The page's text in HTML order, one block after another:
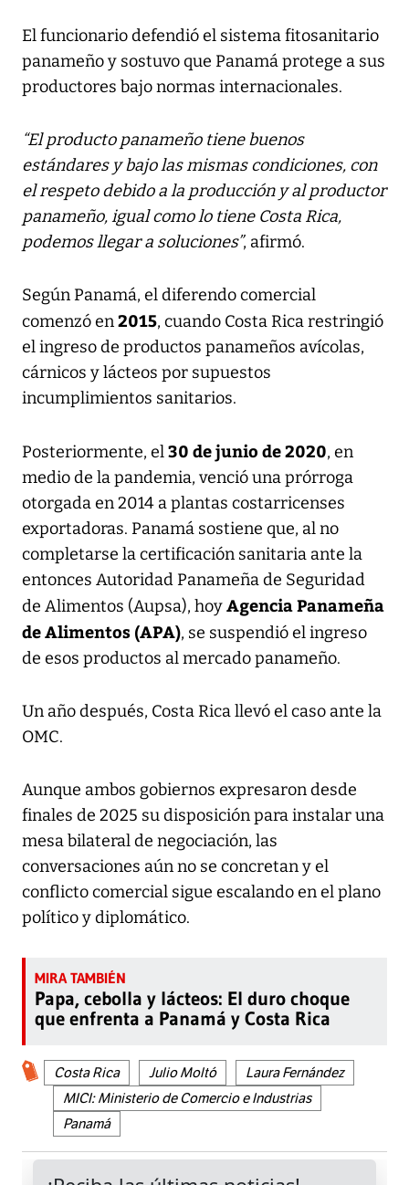
El funcionario defendió el sistema fitosanitario
panameño y sostuvo que Panamá protege a sus
productores bajo normas internacionales.
“El producto panameño tiene buenos
estándares y bajo las mismas condiciones, con
el respeto debido a la producción y al productor
panameño, igual como lo tiene Costa Rica,
podemos llegar a soluciones”, afirmó.
Según Panamá, el diferendo comercial
comenzó en2015, cuando Costa Rica restringió
el ingreso de productos panameños avícolas,
cárnicos y lácteos por supuestos
incumplimientos sanitarios.
Posteriormente, el30 de junio de 2020, en
medio de la pandemia, venció una prórroga
otorgada en 2014 a plantas costarricenses
exportadoras. Panamá sostiene que, al no
completarse la certificación sanitaria ante la
entonces Autoridad Panameña de Seguridad
de Alimentos (Aupsa), hoyAgencia Panameña
de Alimentos (APA), se suspendió el ingreso
de esos productos al mercado panameño.
Un año después, Costa Rica llevó el caso ante la
OMC.
Aunque ambos gobiernos expresaron desde
finales de 2025 su disposición para instalar una
mesa bilateral de negociación, las
conversaciones aún no se concretan y el
conflicto comercial sigue escalando en el plano
político y diplomático.
Papa, cebolla y lácteos: El duro choque
que enfrenta a Panamá y Costa Rica
Costa Rica Julio Moltó
Laura Fernández
MICI: Ministerio de Comercio e Industrias
Panamá